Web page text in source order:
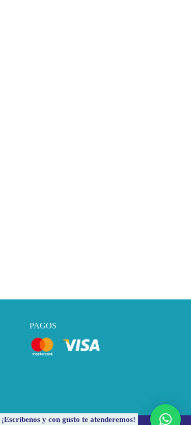
PAGOS
¡Escríbenos y con gusto te atenderemos!